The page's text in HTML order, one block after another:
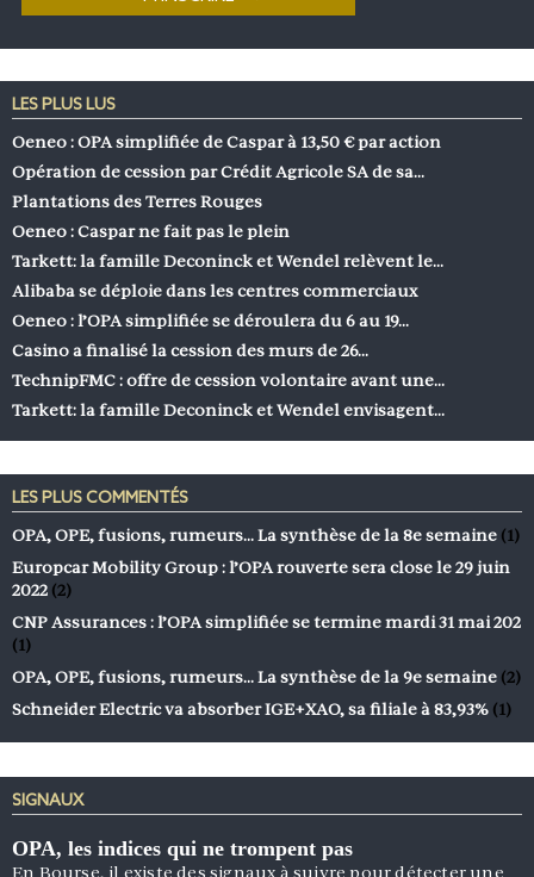
LES PLUS LUS
Oeneo : OPA simplifiée de Caspar à 13,50 € par action
Opération de cession par Crédit Agricole SA de sa…
Plantations des Terres Rouges
Oeneo : Caspar ne fait pas le plein
Tarkett: la famille Deconinck et Wendel relèvent le…
Alibaba se déploie dans les centres commerciaux
Oeneo : l’OPA simplifiée se déroulera du 6 au 19…
Casino a finalisé la cession des murs de 26…
TechnipFMC : offre de cession volontaire avant une…
Tarkett: la famille Deconinck et Wendel envisagent…
LES PLUS COMMENTÉS
OPA, OPE, fusions, rumeurs… La synthèse de la 8e semaine (1)
Europcar Mobility Group : l’OPA rouverte sera close le 29 juin
2022 (2)
CNP Assurances : l’OPA simplifiée se termine mardi 31 mai 202
(1)
OPA, OPE, fusions, rumeurs… La synthèse de la 9e semaine (2)
Schneider Electric va absorber IGE+XAO, sa filiale à 83,93% (1)
SIGNAUX
OPA, les indices qui ne trompent pas
En Bourse, il existe des signaux à suivre pour détecter une